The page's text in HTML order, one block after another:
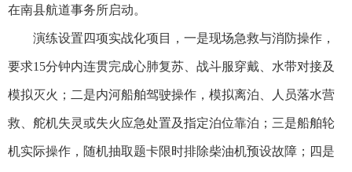
在南县航道事务所启动。
演练设置四项实战化项目，一是现场急救与消防操作，
要求15分钟内连贯完成心肺复苏、战斗服穿戴、水带对接及
模拟灭火；二是内河船舶驾驶操作，模拟离泊、人员落水营
救、舵机失灵或失火应急处置及指定泊位靠泊；三是船舶轮
机实际操作，随机抽取题卡限时排除柴油机预设故障；四是